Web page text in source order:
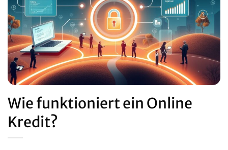
Wie funktioniert ein Online
Kredit?